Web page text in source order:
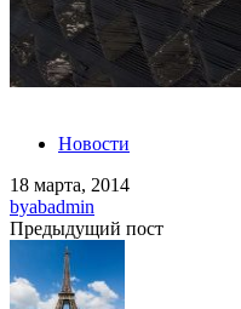
Новости
18 марта, 2014
byabadmin
Предыдущий пост